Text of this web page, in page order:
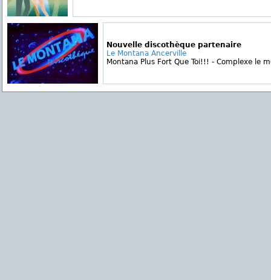
Nouvelle discothèque partenaire
Le Montana Ancerville
Montana Plus Fort Que Toi!!! - Complexe le